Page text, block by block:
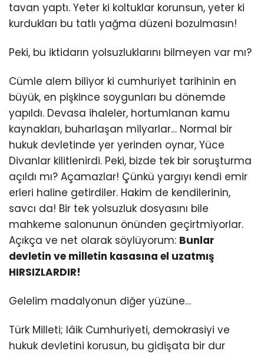
tavan yaptı. Yeter ki koltuklar korunsun, yeter ki
kurdukları bu tatlı yağma düzeni bozulmasın!
Peki, bu iktidarın yolsuzluklarını bilmeyen var mı?
Cümle alem biliyor ki cumhuriyet tarihinin en
büyük, en pişkince soygunları bu dönemde
yapıldı. Devasa ihaleler, hortumlanan kamu
kaynakları, buharlaşan milyarlar… Normal bir
hukuk devletinde yer yerinden oynar, Yüce
Divanlar kilitlenirdi. Peki, bizde tek bir soruşturma
açıldı mı? Açamazlar! Çünkü yargıyı kendi emir
erleri haline getirdiler. Hakim de kendilerinin,
savcı da! Bir tek yolsuzluk dosyasını bile
mahkeme salonunun önünden geçirtmiyorlar.
Açıkça ve net olarak söylüyorum: Bunlar
devletin ve milletin kasasına el uzatmış
HIRSIZLARDIR!
Gelelim madalyonun diğer yüzüne…
Türk Milleti; lâik Cumhuriyeti, demokrasiyi ve
hukuk devletini korusun, bu gidişata bir dur